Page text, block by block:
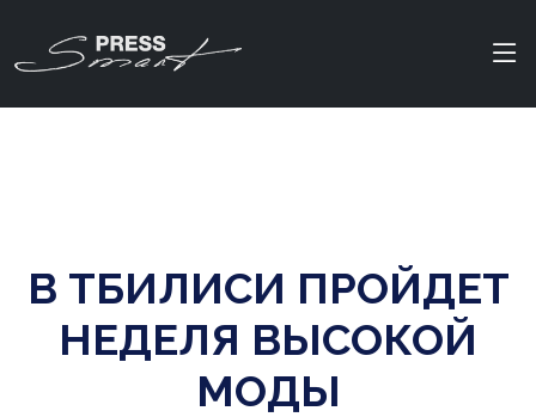
В ТБИЛИСИ ПРОЙДЕТ
НЕДЕЛЯ ВЫСОКОЙ
МОДЫ